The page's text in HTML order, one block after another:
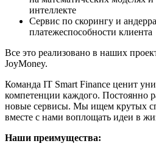
интеллекте
Сервис по скорингу и
платежеспособности клиента
Все это реализовано в наших
JoyMoney.
Команда IT Smart Finance ценит
компетенции каждого. Постоянно
новые сервисы. Мы ищем крутых
вместе с нами воплощать идеи в
Наши преимущества: